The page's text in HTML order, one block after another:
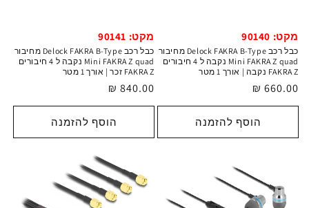
מקט: 90140
כבל רכב Delock FAKRA B-Type מחיבור
Mini FAKRA Z quad נקבה ל 4 חיבורים
FAKRA Z נקבה | אורך 1 מטר
מחיר
רגיל
660.00 ₪
הוסף להזמנה
מקט: 90141
כבל רכב Delock FAKRA B-Type מחיבור
Mini FAKRA Z quad נקבה ל 4 חיבורים
FAKRA Z זכר | אורך 1 מטר
מחיר
רגיל
840.00 ₪
הוסף להזמנה